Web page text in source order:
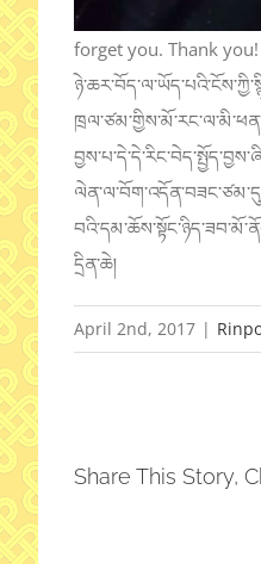
forget you. Thank you!
ཁྲལ་ཙམ་གྱི
བྱས་པ་དེ་
ལེན་
བའི་དམ་ཆོས་
དྲིན་ཆེ།
April 2nd, 2017 |
Share This Story,